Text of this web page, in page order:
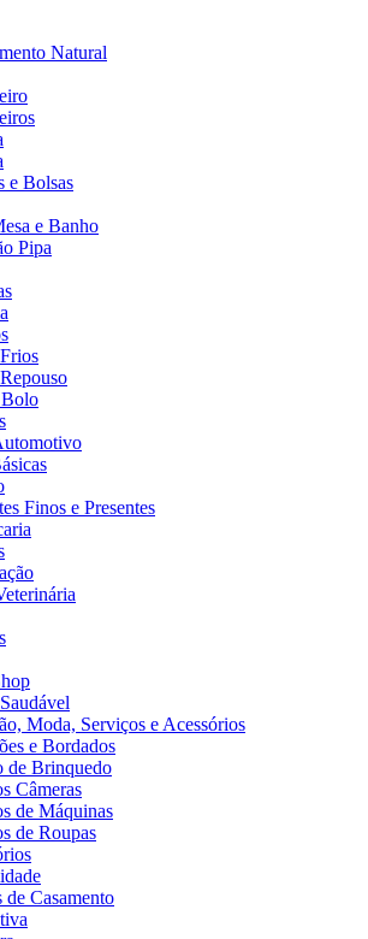
Natural
e Bolsas
e Banho
Pipa
Bolo
Finos e Presentes
Moda, Serviços e Acessórios
e Bordados
de Brinquedo
Câmeras
de Máquinas
de Roupas
de Casamento